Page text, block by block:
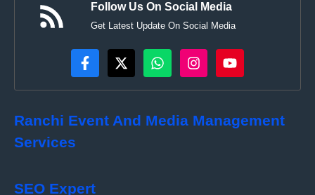
Follow Us On Social Media
Get Latest Update On Social Media
Ranchi Event And Media Management
Services
SEO Expert